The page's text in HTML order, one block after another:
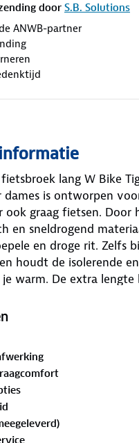
door S.B. Solutions
ANWB-partner
lang W Bike
dames is ontworpen
ook graag fietsen. Door
en sneldrogend
en droge rit. Zelfs
houdt de isolerende
warm. De extra
De Hotbond®
de beschermende
extra isolatie. De
veilige en
de
in de donkere